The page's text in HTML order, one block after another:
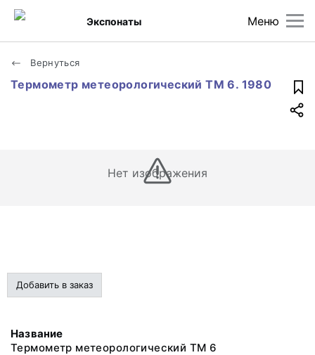
Меню
Экспонаты
Вернуться
Термометр метеорологический ТМ 6. 1980
Нет изображения
Добавить в заказ
Название
Термометр метеорологический ТМ 6